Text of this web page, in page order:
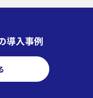
導入事例